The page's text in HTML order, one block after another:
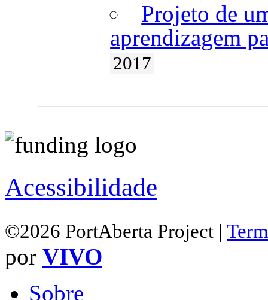
Projeto de
aprendizagem
2017
Acessibilidade
©2026 PortAberta Project |
por VIVO
Sobre